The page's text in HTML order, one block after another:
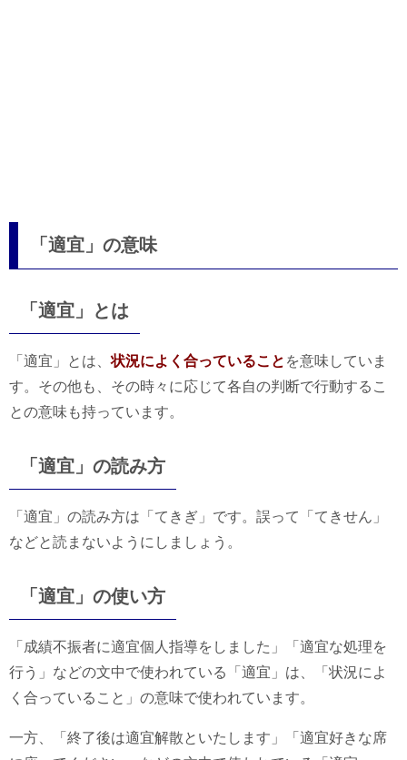
「適宜」の意味
「適宜」とは
「適宜」とは、状況によく合っていること を意味していま
す。その他も、その時々に応じて各自の判断で行動するこ
との意味も持っています。
「適宜」の読み方
「適宜」の読み方は「てきぎ」です。誤って「てきせん」
などと読まないようにしましょう。
「適宜」の使い方
「成績不振者に適宜個人指導をしました」「適宜な処理を
行う」などの文中で使われている「適宜」は、「状況によ
く合っていること」の意味で使われています。
一方、「終了後は適宜解散といたします」「適宜好きな席